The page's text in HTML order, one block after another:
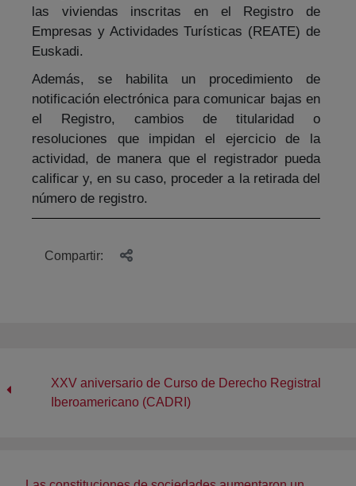
las viviendas inscritas en el Registro de
Empresas y Actividades Turísticas (REATE) de
Euskadi.
Además, se habilita un procedimiento de
notificación electrónica para comunicar bajas en
el Registro, cambios de titularidad o
resoluciones que impidan el ejercicio de la
actividad, de manera que el registrador pueda
calificar y, en su caso, proceder a la retirada del
número de registro.
Compartir:
XXV aniversario de Curso de Derecho Registral
Iberoamericano (CADRI)